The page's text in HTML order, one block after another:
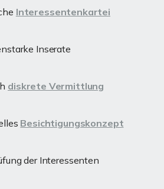
Interessentenkartei
Inserate
diskrete Vermittlung
Besichtigungskonzept
der Interessenten